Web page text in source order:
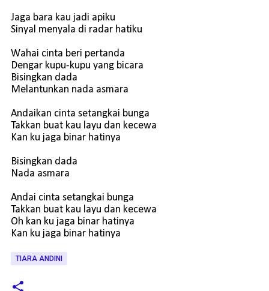
Jaga bara kau jadi apiku
Sinyal menyala di radar hatiku
Wahai cinta beri pertanda
Dengar kupu-kupu yang bicara
Bisingkan dada
Melantunkan nada asmara
Andaikan cinta setangkai bunga
Takkan buat kau layu dan kecewa
Kan ku jaga binar hatinya
Bisingkan dada
Nada asmara
Andai cinta setangkai bunga
Takkan buat kau layu dan kecewa
Oh kan ku jaga binar hatinya
Kan ku jaga binar hatinya
TIARA ANDINI